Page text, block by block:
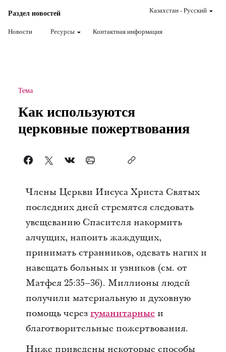
Раздел новостей
Новости Ресурсы Контактная информация
Казахстан-Pусский
Тема
Как используются
церковные пожертвования
Члены Церкви Иисуса Христа Святых
последних дней стремятся следовать
увещеванию Спасителя накормить
алчущих, напоить жаждущих,
принимать странников, одевать нагих и
навещать больных и узников (см. от
Матфея 25:35–36). Миллионы людей
получили материальную и духовную
помощь черезгуманитарныеи
благотворительные пожертвования.
Ниже приведены некоторые способы